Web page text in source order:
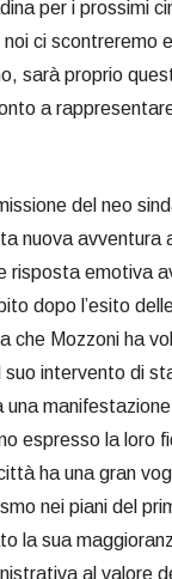
per i prossimi
noi ci scontreremo
sarà proprio
a
del neo
nuova avventura
risposta emotiva
dopo l’esito
che Mozzoni ha
suo intervento di
una
espresso la loro
ha una gran
nei piani del
la sua
al valore